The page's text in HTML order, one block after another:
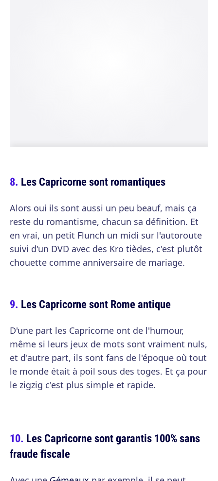
Les Capricorne sont romantiques
Alors oui ils sont aussi un peu beauf, mais ça
reste du romantisme, chacun sa définition. Et
en vrai, un petit Flunch un midi sur l'autoroute
suivi d'un DVD avec des Kro tièdes, c'est plutôt
chouette comme anniversaire de mariage.
Les Capricorne sont Rome antique
D'une part les Capricorne ont de l'humour,
même si leurs jeux de mots sont vraiment nuls,
et d'autre part, ils sont fans de l'époque où tout
le monde était à poil sous des toges. Et ça pour
le zigzig c'est plus simple et rapide.
Les Capricorne sont garantis 100% sans
fraude fiscale